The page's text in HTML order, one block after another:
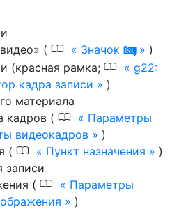
( 0 Значок 0
)
(красная рамка; 0
g22:
кадра записи
)
материала
кадров ( 0
Параметры
видеокадров
)
( 0 Пункт назначения
)
записи
( 0
Параметры
)